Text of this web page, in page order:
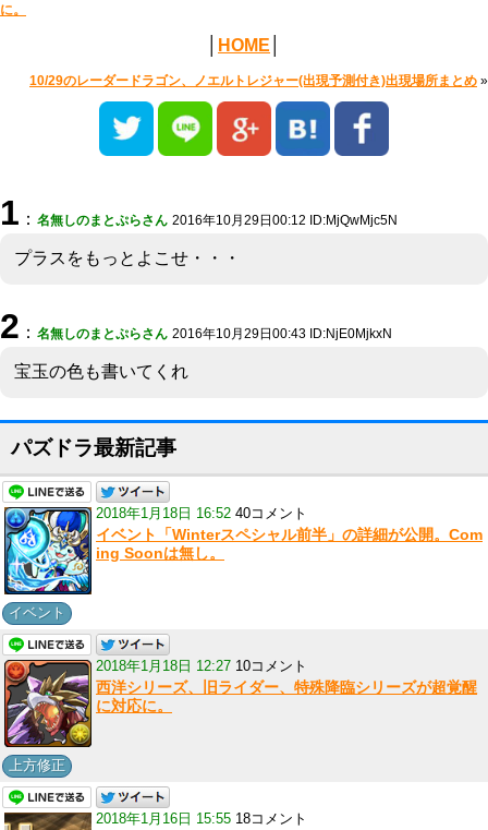
に。
HOME
10/29のレーダードラゴン、ノエルトレジャー(出現予測付き)出現場所まとめ »
1 ： 名無しのまとぷらさん 2016年10月29日00:12 ID:MjQwMjc5N
プラスをもっとよこせ・・・
2 ： 名無しのまとぷらさん 2016年10月29日00:43 ID:NjE0MjkxN
宝玉の色も書いてくれ
パズドラ最新記事
2018年1月18日 16:52 40コメント
イベント「Winterスペシャル前半」の詳細が公開。Com
ing Soonは無し。
イベント
2018年1月18日 12:27 10コメント
西洋シリーズ、旧ライダー、特殊降臨シリーズが超覚醒
に対応に。
上方修正
2018年1月16日 15:55 18コメント